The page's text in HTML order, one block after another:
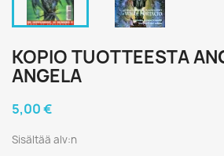
KOPIO TUOTTEESTA
ANGELA
5,00 €
Sisältää alv:n